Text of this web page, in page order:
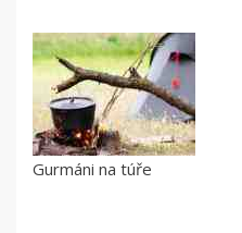
Gurmáni na túře